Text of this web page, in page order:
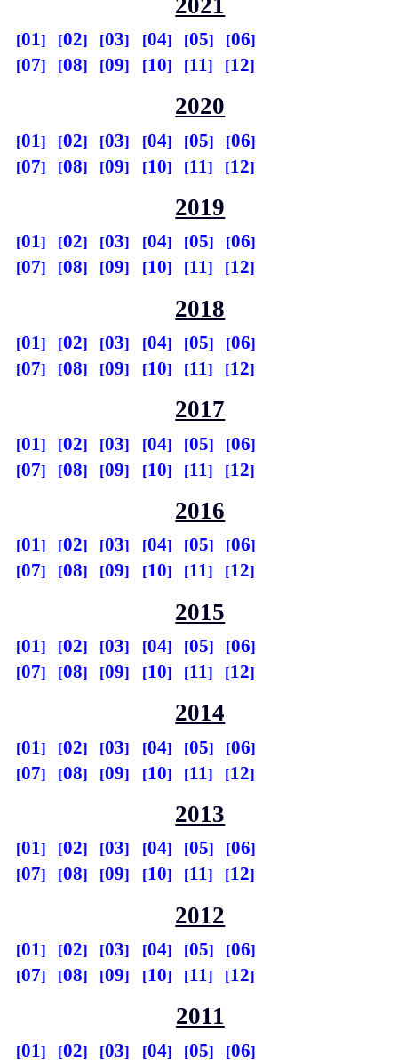
01 02 03 04 05
06
07
08 09 10 11 12
2020
01 02 03 04 05
06
07
08 09 10 11 12
2019
01 02 03 04 05
06
07
08 09 10 11 12
2018
01 02 03 04 05
06
07
08 09 10 11 12
2017
01 02 03 04 05
06
07
08 09 10 11 12
2016
01 02 03 04 05
06
07
08 09 10 11 12
2015
01 02 03 04 05
06
07
08 09 10 11 12
2014
01 02 03 04 05
06
07
08 09 10 11 12
2013
01 02 03 04 05
06
07
08 09 10 11 12
2012
01 02 03 04 05
06
07
08 09 10 11 12
2011
01 02 03 04 05
06